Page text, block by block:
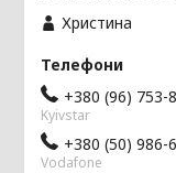
Христина
+380 (96) 753-
Kyivstar
+380 (50) 986-
Vodafone